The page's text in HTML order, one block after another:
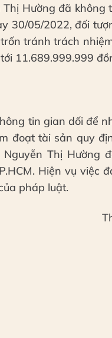
Hường đã không
30/05/2022, đối
tránh trách
11.689.999.999
tin gian dối để
đoạt tài sản quy
Thị Hường
Hiện vụ việc
pháp luật.